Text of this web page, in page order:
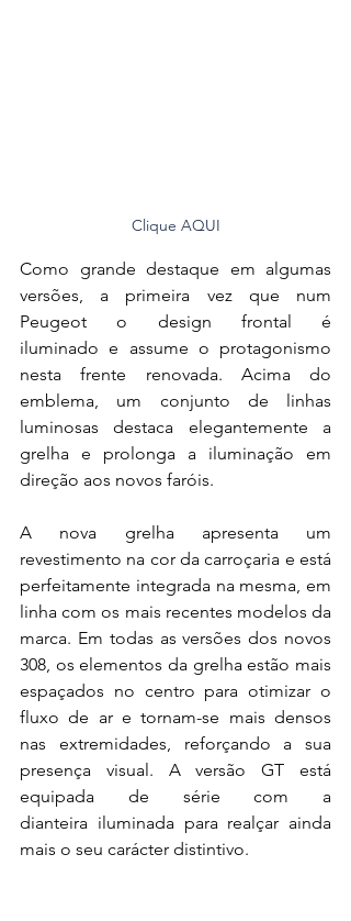
Clique AQUI
Como grande destaque em algumas
versões, a primeira vez que num
Peugeot o design frontal é
iluminado e assume o protagonismo
nesta frente renovada. Acima do
emblema, um conjunto de linhas
luminosas destaca elegantemente a
grelha e prolonga a iluminação em
direção aos novos faróis.
A nova grelha apresenta um
revestimento na cor da carroçaria e está
perfeitamente integrada na mesma, em
linha com os mais recentes modelos da
marca. Em todas as versões dos novos
308, os elementos da grelha estão mais
espaçados no centro para otimizar o
fluxo de ar e tornam-se mais densos
nas extremidades, reforçando a sua
presença visual. A versão GT está
equipada de série com a
dianteira iluminada para realçar ainda
mais o seu carácter distintivo.